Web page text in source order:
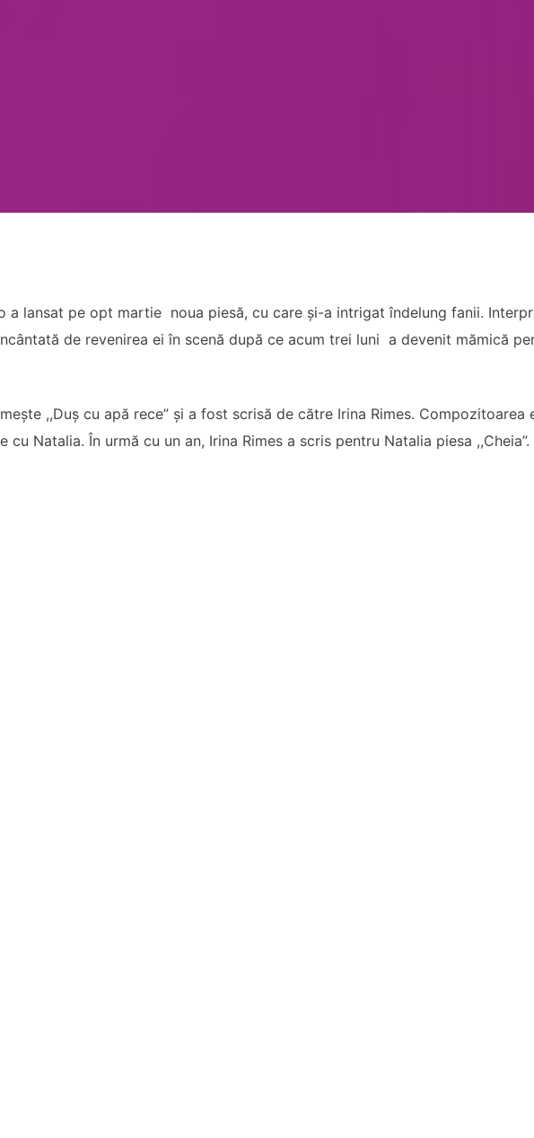
a lansat pe opt martie noua piesă, cu care și-a intrigat îndelung fanii.
de revenirea ei în scenă după ce acum trei luni a devenit mămică
,,Duș cu apă rece” și a fost scrisă de către Irina Rimes. Compozitoarea
cu Natalia. În urmă cu un an, Irina Rimes a scris pentru Natalia piesa ,,Cheia”.